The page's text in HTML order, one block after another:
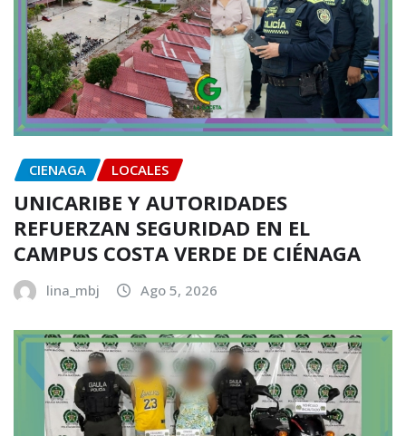
CIENAGA LOCALES
UNICARIBE Y AUTORIDADES
REFUERZAN SEGURIDAD EN EL
CAMPUS COSTA VERDE DE CIÉNAGA
lina_mbj Ago 5, 2026